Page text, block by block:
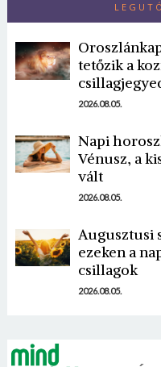
tetőzik a
2026.08.05.
Napi
Vénusz, a
vált
2026.08.05.
Augusztusi
ezeken a
csillagok
2026.08.05.
Jelszó